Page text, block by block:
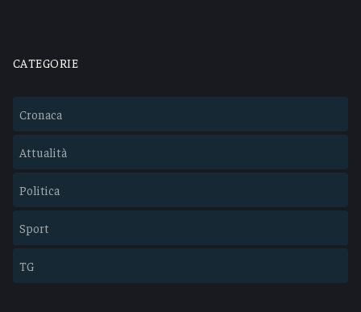
CATEGORIE
Cronaca
Attualità
Politica
Sport
TG